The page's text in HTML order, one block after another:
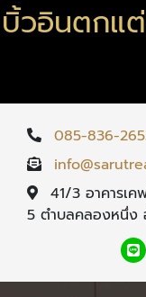
บิ้วอินตกแ
085-836-
41/3 อาคารเ
5 ตำบลคลองหนึ่ง